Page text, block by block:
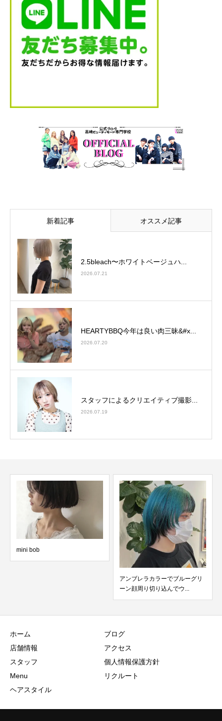
新着記事 オススメ記事
2.5bleach〜ホワイトベージュ⁡ハ...
2026.07.21
HEARTYBBQ今年は良い肉三昧&#x...
2026.07.20
スタッフによるクリエイティブ撮影...
2026.07.19
mini bob
アンブレラカラーでブルーグリ
ーン顔周り切り込んでウ...
ホーム
店舗情報
スタッフ
Menu
ヘアスタイル
ブログ
アクセス
個人情報保護方針
リクルート